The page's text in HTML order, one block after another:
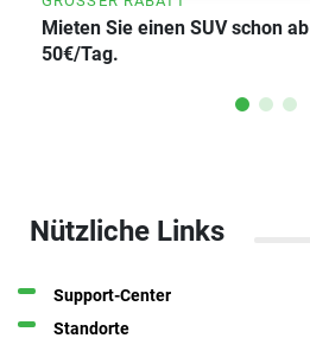
Mieten Sie einen SUV schon ab
50€/Tag.
Nützliche Links
Support-Center
Standorte